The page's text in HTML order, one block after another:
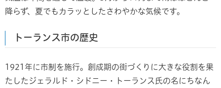
降らず、夏でもカラッとしたさわやかな気候です。
トーランス市の歴史
1921年に市制を施行。創成期の街づくりに大きな役割を果
たしたジェラルド・シドニー・トーランス氏の名にちなん